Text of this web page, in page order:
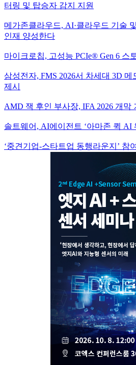
터링 및 탑승자 감지 지원
메가존클라우드, AI·클라우드 기술
인재 양성한다
마이크로칩, 고성능 PCIe® Gen 6 스
삼성전자, FMS 2026서 차세대 3D
제시
AMD 잭 후인 부사장, IFA 2026 개막
솔트웨어, AI에이전트 ‘아마존 퀵 AI
‘중견기업-스타트업 동행라운지’ 참